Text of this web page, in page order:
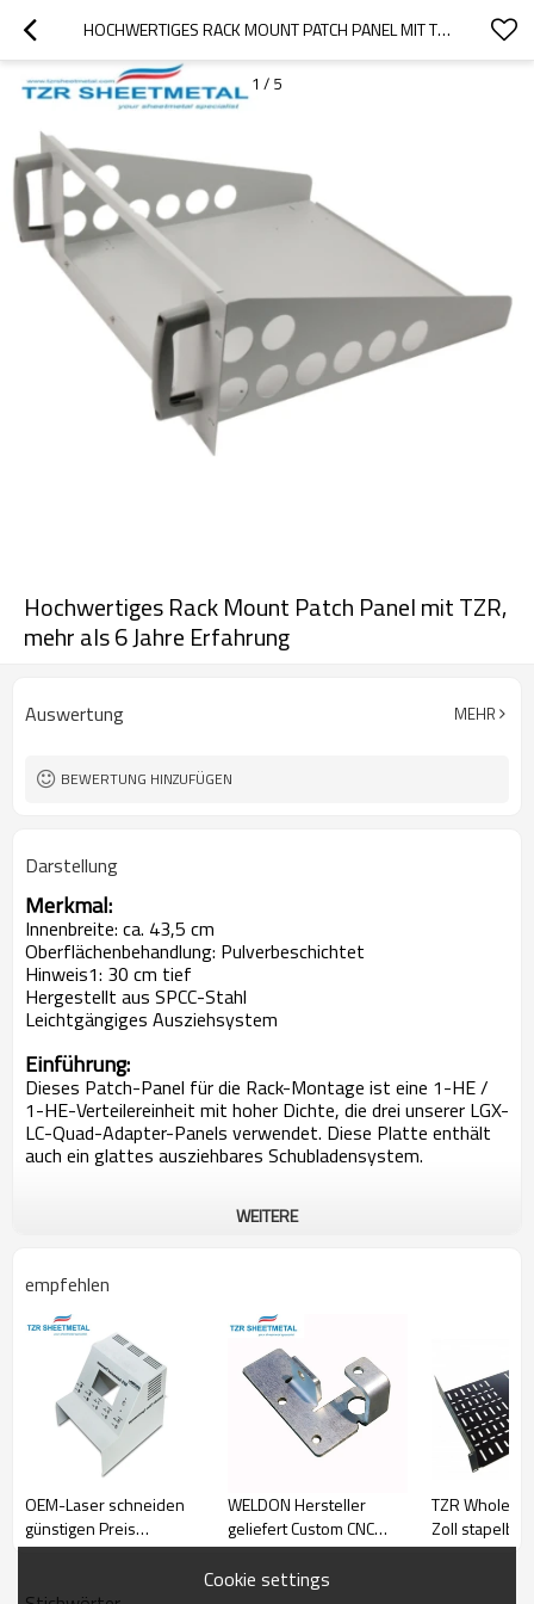
HOCHWERTIGES RACK MOUNT PATCH PANEL MIT TZR, MEHR ALS 6 JAHRE ERFAHRUNG
1 / 5
Hochwertiges Rack Mount Patch Panel mit TZR,
mehr als 6 Jahre Erfahrung
Auswertung MEHR
BEWERTUNG HINZUFÜGEN
Darstellung
Merkmal:
Innenbreite: ca. 43,5 cm
Oberflächenbehandlung: Pulverbeschichtet
Hinweis1: 30 cm tief
Hergestellt aus SPCC-Stahl
Leichtgängiges Ausziehsystem
Einführung:
Dieses Patch-Panel für die Rack-Montage ist eine 1-HE /
1-HE-Verteilereinheit mit hoher Dichte, die drei unserer LGX-
LC-Quad-Adapter-Panels verwendet. Diese Platte enthält
auch ein glattes ausziehbares Schubladensystem.
WEITERE
empfehlen
OEM-Laser schneiden
günstigen Preis
Metallherstellung
WELDON Hersteller
geliefert Custom CNC
Edelstahl Eisen
Aluminium Metall
TZR
Zoll
300mm tief
Cookie settings